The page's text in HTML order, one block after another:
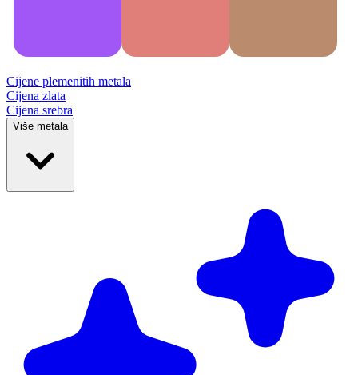
Cijene plemenitih metala
Cijena zlata
Cijena srebra
Više metala